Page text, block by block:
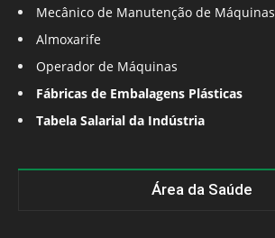
Mecânico de Manutenção de Máquinas
Almoxarife
Operador de Máquinas
Fábricas de Embalagens Plásticas
Tabela Salarial da Indústria
Área da Saúde